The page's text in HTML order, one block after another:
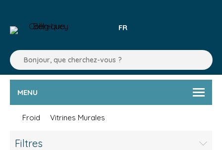
FR
MENU
Froid Vitrines Murales
Filtres